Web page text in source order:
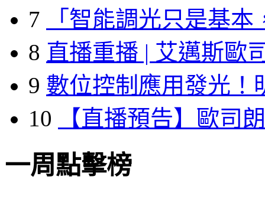
7
「智能調光只是基本
8 直播重播 | 艾邁斯歐
9 數位控制應用發光！
10
【直播預告】歐司
一周點擊榜